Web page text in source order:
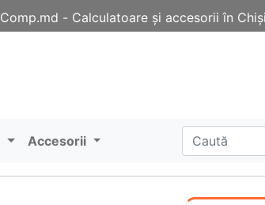
Comp.md - Сalculatoare și accesorii în
Accesorii